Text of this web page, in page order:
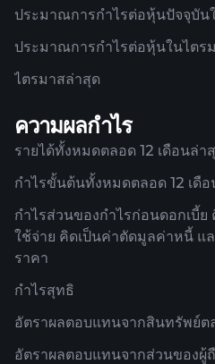
ประมาณการกำไรต่อหุ้นปัจจุบัน
ประมาณการกำไรต่อหุ้นในไตร
ไตรมาสล่าสุด
ความผลกำไร
รายได้ทั้งหมดตลอด 12 เดือนล่า
กำไรขั้นต้นทั้งหมดตลอด 12 เดื
กำไรส่วนของกำไรก่อนดอกเบี้ย
ใช้จ่าย คิดเป็นค่าตัดมูลค่าหนี้ แ
ราคา
กำไรสุทธิ
อัตราผลตอบแทนจากสินทรัพย์ต
อัตราผลตอบแทนจากส่วนของผู้